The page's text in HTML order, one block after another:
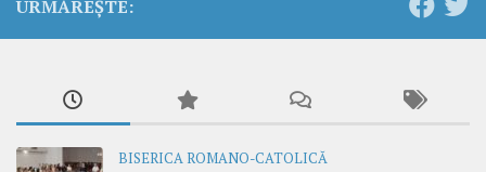
URMĂREȘTE:
BISERICA ROMANO-CATOLICĂ